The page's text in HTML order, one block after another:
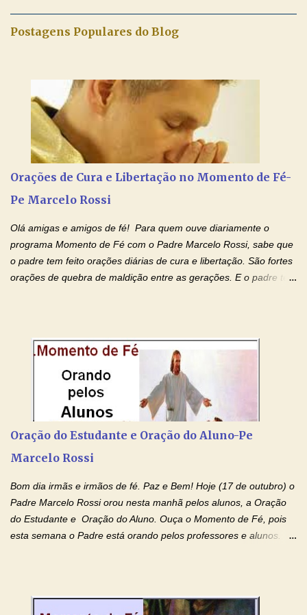
de Nossa Senhora. Adriana dos Anjos-Devoção e Fé Mensagem
aos nossos pais. Hoje nossas orações serão focadas nos pais
que não se encontram bem de saúde, OS PAIS ENFERMOS!
Amados, durante toda esta semana vamos orar pelos nossos
pais. Vamos dedicar um dia para os pais mais idosos, pais que
estão doentes, pais que estão longe dos filhos, pais que já são
falecidos, pais que tem problemas com vícios, enfim, vamos orar
Postagens Populares do Blog
Orações de Cura e Libertação no Momento de Fé-
Pe Marcelo Rossi
Olá amigas e amigos de fé! Para quem ouve diariamente o
programa Momento de Fé com o Padre Marcelo Rossi, sabe que
o padre tem feito orações diárias de cura e libertação. São fortes
orações de quebra de maldição entre as gerações. E o padre tem
por estas valiosas orações. Tenham um lindo fim de semana na
paz de Jesus Cristo e no amor de Maria Santíssima. Adriana-
Devoção e Fé Clique para acessar: Facebook Padre Marcelo
Rossi Site Padre Marcelo Rossi (para ouvir o Momento de Fé)
Tocai, Cura! E Restaura! "Jesus, no poder de Seu Nome, peço
agora que as águas do meu batismo fluam para trás através das
gerações, através de todas as raízes da minha árvore
genealógica. Que o Sangue de Jesus, purificador e vivificante,
Oração do Estudante e Oração do Aluno-Pe
Marcelo Rossi
Bom dia irmãs e irmãos de fé. Paz e Bem! Hoje (17 de outubro) o
Padre Marcelo Rossi orou nesta manhã pelos alunos, a Oração
do Estudante e Oração do Aluno. Ouça o Momento de Fé, pois
esta semana o Padre está orando pelos professores e alunos.
intelectualmente e espiritualmente para o dia da prova. Confie no